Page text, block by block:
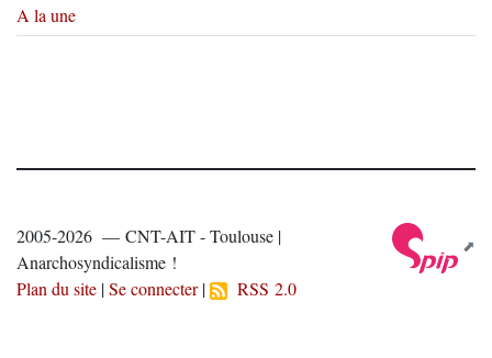
A la une
2005-2026 — CNT-AIT - Toulouse |
Anarchosyndicalisme !
Plan du site |Se connecter| RSS 2.0